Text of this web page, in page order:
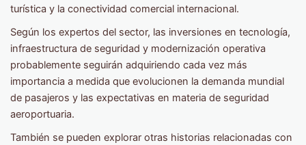
turística y la conectividad comercial internacional.
Según los expertos del sector, las inversiones en tecnología,
infraestructura de seguridad y modernización operativa
probablemente seguirán adquiriendo cada vez más
importancia a medida que evolucionen la demanda mundial
de pasajeros y las expectativas en materia de seguridad
aeroportuaria.
También se pueden explorar otras historias relacionadas con